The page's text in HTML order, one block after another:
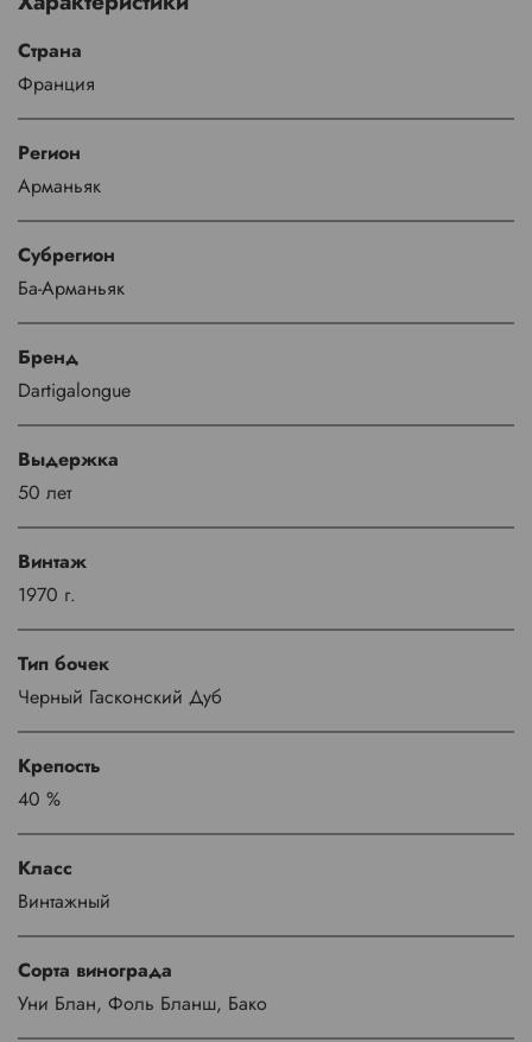
Страна
Франция
Регион
Арманьяк
Субрегион
Ба-Арманьяк
Бренд
Dartigalongue
Выдержка
50 лет
Винтаж
1970 г.
Тип бочек
Черный Гасконский Дуб
Крепость
40 %
Класс
Винтажный
Сорта винограда
Уни Блан, Фоль Бланш, Бако